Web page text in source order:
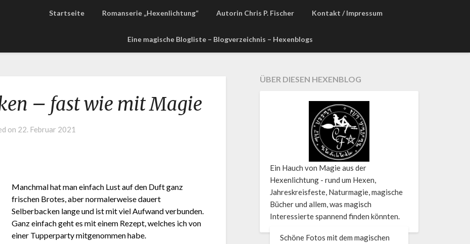
Startseite Romanserie „Hexenlichtung“ Autorin Chris P. Fischer Kontakt / Impressum
Eine magische Blogliste – Blogverzeichnis – Hexenblogs
– fast wie mit Magie
on 22. Februar 2021
Manchmal hat man einfach Lust auf den Duft ganz
frischen Brotes, aber normalerweise dauert
Selberbacken lange und ist mit viel Aufwand verbunden.
Ganz einfach geht es mit einem Rezept, welches ich von
einer Tupperparty mitgenommen habe.
ÜBER DIESEN HEXENBLOG
Ein Hauch von Magie aus der
Hexenlichtung - rund um Hexen,
Jahreskreisfeste, Naturmagie, magische
Bücher und allem, was magisch
Interessierte spannend finden könnten.
Schöne Fotos mit dem magischen